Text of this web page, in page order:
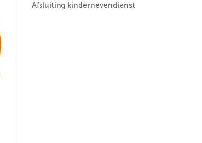
Afsluiting kindernevendienst